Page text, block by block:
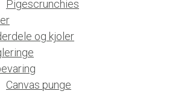
Pigescrunchies
og kjoler
Canvas punge